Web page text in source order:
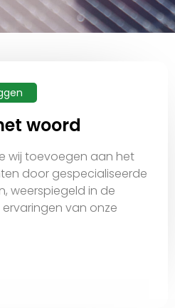
woord
wij toevoegen aan het
door gespecialiseerde
weerspiegeld in de
van onze